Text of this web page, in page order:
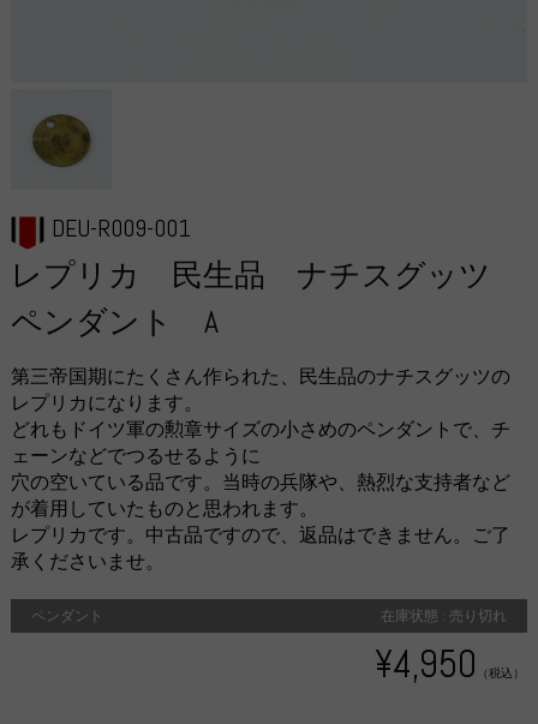
DEU-R009-001
レプリカ 民生品 ナチスグッツ
ペンダント A
第三帝国期にたくさん作られた、民生品のナチスグッツの
レプリカになります。
どれもドイツ軍の勲章サイズの小さめのペンダントで、チ
ェーンなどでつるせるように
穴の空いている品です。当時の兵隊や、熱烈な支持者など
が着用していたものと思われます。
レプリカです。中古品ですので、返品はできません。ご了
承くださいませ。
ペンダント 在庫状態 : 売り切れ
¥4,950 （税込）